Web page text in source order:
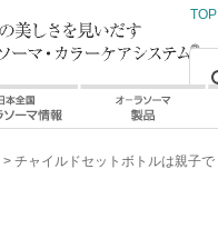
TOP
> チャイルドセットボトルは親子で